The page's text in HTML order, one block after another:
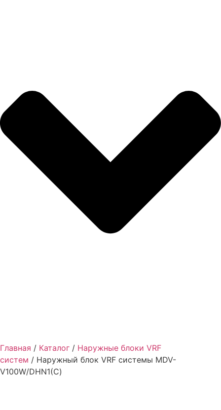
Главная / Каталог / Наружные блоки VRF
cистем / Наружный блок VRF системы MDV-
V100W/DHN1(С)